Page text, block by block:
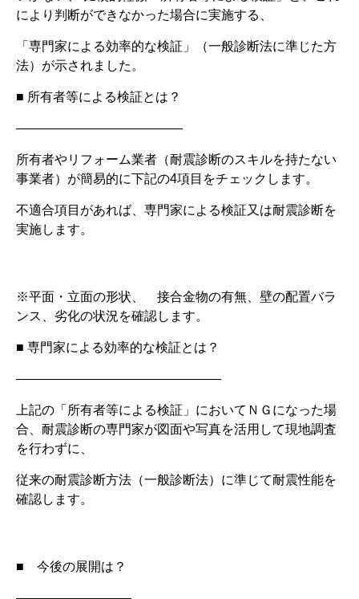
により判断ができなかった場合に実施する、
「専門家による効率的な検証」（一般診断法に準じた方
法）が示されました。
■ 所有者等による検証とは？
―――――――――――――
所有者やリフォーム業者（耐震診断のスキルを持たない
事業者）が簡易的に下記の4項目をチェックします。
不適合項目があれば、専門家による検証又は耐震診断を
実施します。
※平面・立面の形状、 接合金物の有無、壁の配置バラ
ンス、劣化の状況を確認します。
■ 専門家による効率的な検証とは？
――――――――――――――――
上記の「所有者等による検証」においてＮＧになった場
合、耐震診断の専門家が図面や写真を活用して現地調査
を行わずに、
従来の耐震診断方法（一般診断法）に準じて耐震性能を
確認します。
■ 今後の展開は？